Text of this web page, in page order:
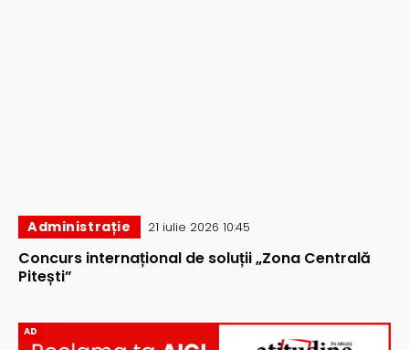
Administrație 21 iulie 2026 10:45
Concurs internațional de soluții „Zona Centrală
Pitești”
AD